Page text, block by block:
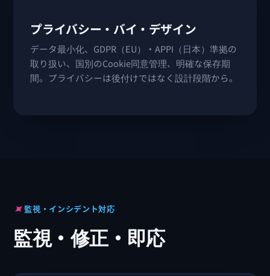
プライバシー・バイ・デザイン
データ最小化、GDPR（EU）・APPI（日本）準拠の
取り扱い、国別のCookie同意管理、明確な保存期
間。プライバシーは後付けではなく設計段階から。
監視・インシデント対応
監視・修正・即応